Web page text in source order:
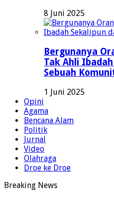
8 Juni 2025
Bergunanya
Tak Ahli
Sebuah
1 Juni 2025
Opini
Agama
Bencana Alam
Politik
Jurnal
Video
Olahraga
Droe ke Droe
Breaking News